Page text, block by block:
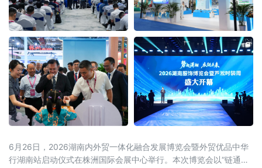
6月26日，2026湖南内外贸一体化融合发展博览会暨外贸优品中华
行湖南站启动仪式在株洲国际会展中心举行。本次博览会以“链通内